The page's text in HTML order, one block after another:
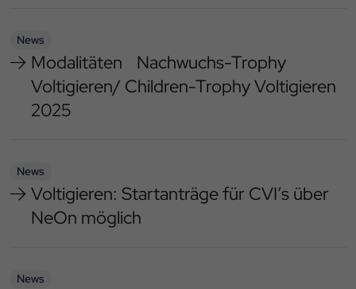
News
Modalitäten Nachwuchs-Trophy
Voltigieren/ Children-Trophy Voltigieren
2025
News
Voltigieren: Startanträge für CVI’s über
NeOn möglich
News